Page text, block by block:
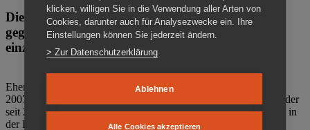
Die Gedenkstätte Zuchthaus Cottbus ist ein Ort
gegen das Vergessen. Anschaulich, nah und
einzigartig.
Ehemalige politische Häftlinge der DDR gründeten im Oktober
2007 den Verein Menschenrechtszentrum Cottbus e. V. (MRZ), der
seit 2011 Eigentümer des ehemaligen Gefängnisses (1860-2002) in
der Bautzener Straße und Träger der Gedenkstätte Zuchthaus
klicken, willigen Sie in die Verwendung aller Arten von
Cookies, darunter auch für Analysezwecke ein. Ihre
Einstellungen können Sie jederzeit ändern.
> Zur Datenschutzerklärung
Ablehnen
Alle Cookies akzeptieren